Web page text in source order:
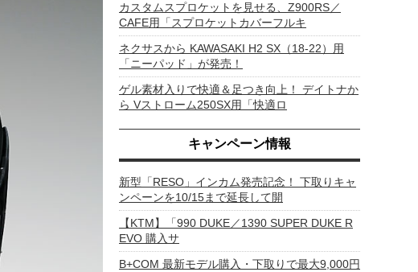
カスタムスプロケットを見せる、Z900RS／
CAFE用「スプロケットカバーフルキ
ネクサスから KAWASAKI H2 SX（18-22）用
「ニーパッド」が発売！
ゲル素材入りで快適＆足つき向上！ デイトナか
ら Vストローム250SX用「快適ロ
キャンペーン情報
新型「RESO」インカム発売記念！ 下取りキャ
ンペーンを10/15まで延長して開
【KTM】「990 DUKE／1390 SUPER DUKE R
EVO 購入サ
B+COM 最新モデル購入・下取りで最大9,000円